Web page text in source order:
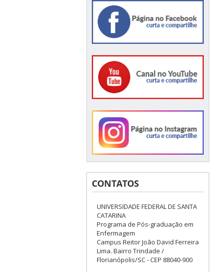
CONTATOS
UNIVERSIDADE FEDERAL DE SANTA
CATARINA
Programa de Pós-graduação em
Enfermagem
Campus Reitor João David Ferreira
Lima. Bairro Trindade /
Florianópolis/SC - CEP 88040-900